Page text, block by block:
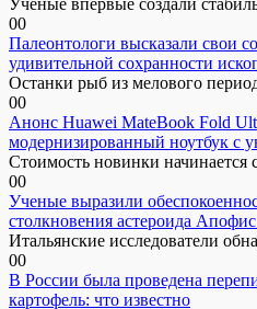
Ученые впервые создали
00
Палеонтологи высказали свои
удивительной сохранности
Останки рыб из мелового
00
Анонс Huawei MateBook Fold
модернизированный ноутбук с
Стоимость новинки начинается
00
Ученые выразили
столкновения астероида
Итальянские исследователи
00
В России была проведена
картофель: что известно